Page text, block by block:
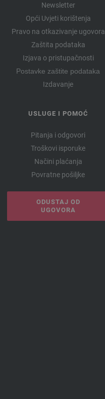
Newsletter
Opći Uvjeti korištenja
Pravo na otkazivanje ugovora
Zaštita podataka
Izjava o pristupačnosti
Postavke zaštite podataka
Izdavanje
USLUGE I POMOĆ
Pitanja i odgovori
Troškovi isporuke
Načini plaćanja
Povratne pošiljke
ODUSTAJ OD
UGOVORA